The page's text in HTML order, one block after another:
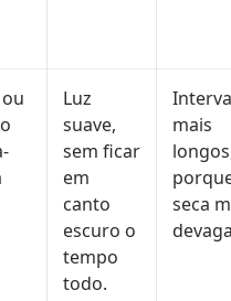
Luz
suave,
sem ficar
em
canto
escuro o
tempo
todo.
mais
seca